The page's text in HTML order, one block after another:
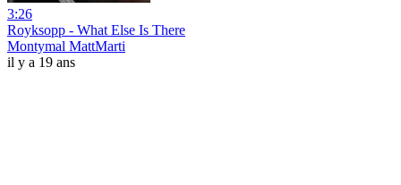
3:26
Royksopp - What Else Is There
Montymal MattMarti
il y a 19 ans